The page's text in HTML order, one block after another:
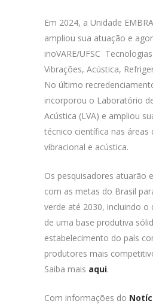
Em 2024, a Unidade
ampliou sua atuação e
inoVARE/UFSC
Vibrações, Acústica,
No último
incorporou o Laboratório
Acústica (LVA) e ampliou
técnico científica nas áreas
vibracional e acústica.
Os pesquisadores atuarão
com as metas do Brasil
verde até 2030, incluindo o
de uma base produtiva
estabelecimento do país
produtores mais
Saiba mais aqui.
Com informações do